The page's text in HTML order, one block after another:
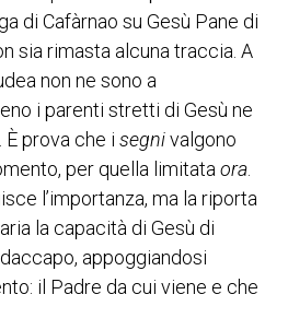
di Cafàrnao su Gesù Pane di
sia rimasta alcuna traccia. A
non ne sono a
i parenti stretti di Gesù ne
prova che i segnivalgono
per quella limitata ora
l’importanza, ma la riporta
la capacità di Gesù di
appoggiandosi
il Padre da cui viene e che